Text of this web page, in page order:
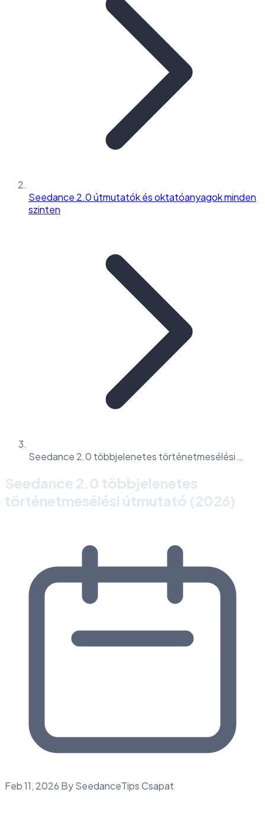
Seedance 2.0 útmutatók és oktatóanyagok minden
szinten
Seedance 2.0 többjelenetes történetmesélési …
Seedance 2.0 többjelenetes
történetmesélési útmutató (2026)
Feb 11, 2026 By SeedanceTips Csapat